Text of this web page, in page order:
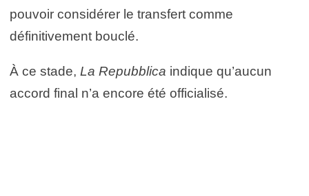
pouvoir considérer le transfert comme
définitivement bouclé.
À ce stade, La Repubblica indique qu’aucun
accord final n’a encore été officialisé.